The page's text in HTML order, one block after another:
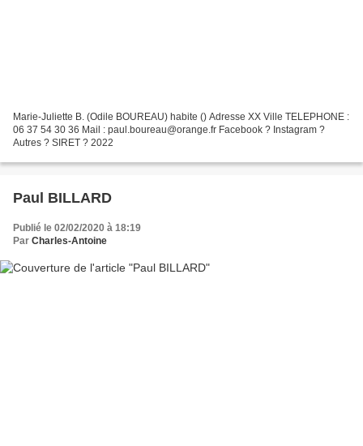
Marie-Juliette B. (Odile BOUREAU) habite () Adresse XX Ville TELEPHONE :
06 37 54 30 36 Mail : paul.boureau@orange.fr Facebook ? Instagram ?
Autres ? SIRET ? 2022
Paul BILLARD
Publié le 02/02/2020 à 18:19
Par Charles-Antoine